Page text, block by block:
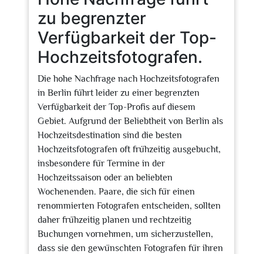
zu begrenzter
Verfügbarkeit der Top-
Hochzeitsfotografen.
Die hohe Nachfrage nach Hochzeitsfotografen
in Berlin führt leider zu einer begrenzten
Verfügbarkeit der Top-Profis auf diesem
Gebiet. Aufgrund der Beliebtheit von Berlin als
Hochzeitsdestination sind die besten
Hochzeitsfotografen oft frühzeitig ausgebucht,
insbesondere für Termine in der
Hochzeitssaison oder an beliebten
Wochenenden. Paare, die sich für einen
renommierten Fotografen entscheiden, sollten
daher frühzeitig planen und rechtzeitig
Buchungen vornehmen, um sicherzustellen,
dass sie den gewünschten Fotografen für ihren